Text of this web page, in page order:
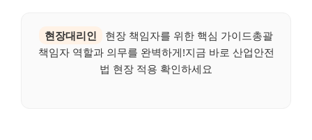
현장대리인
현장 책임자를 위한 핵심 가이드총괄
책임자 역할과 의무를 완벽하게!지금 바로 산업안전
법 현장 적용 확인하세요